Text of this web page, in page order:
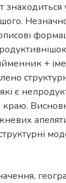
знаходиться
+
є
,